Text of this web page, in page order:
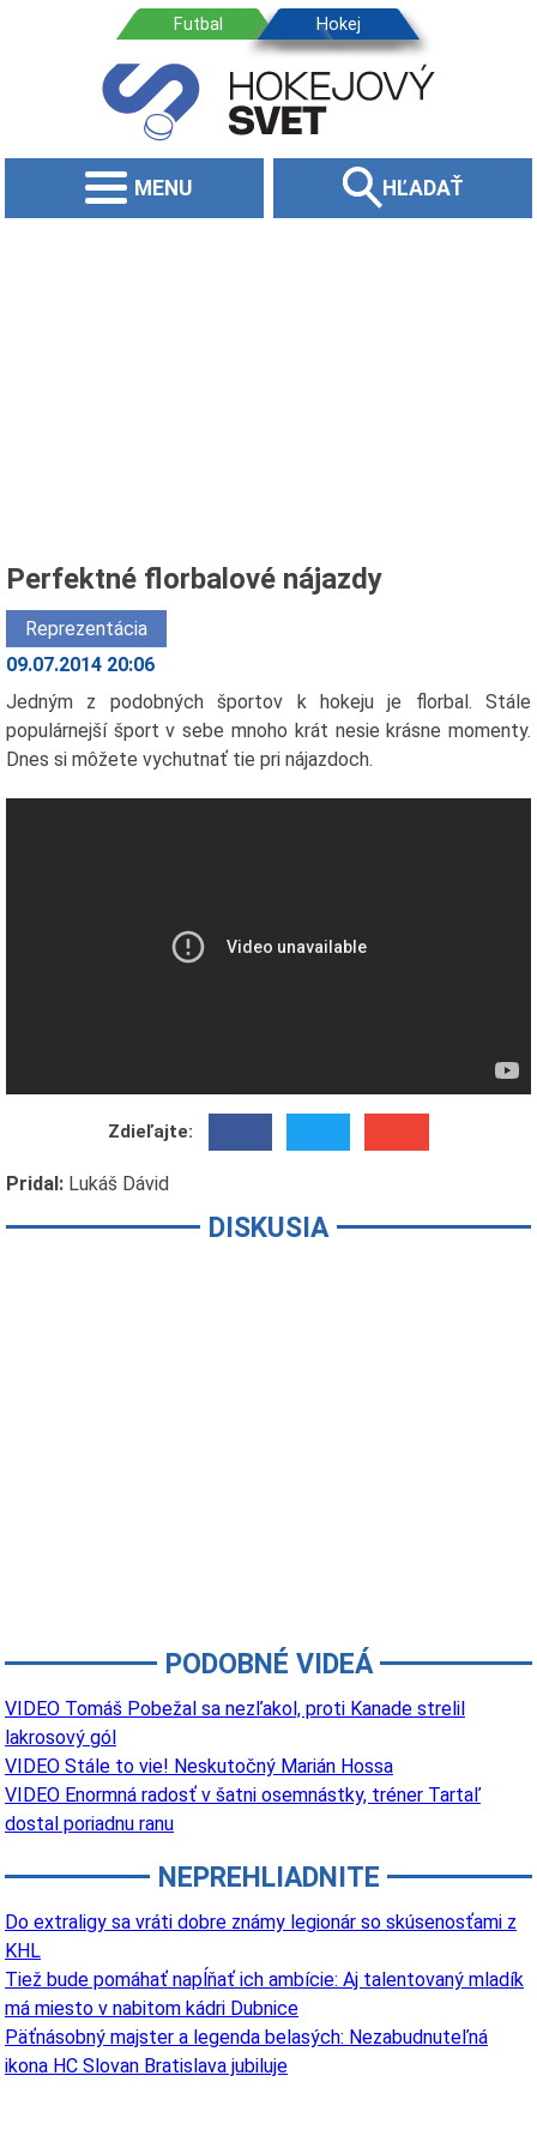
MENU HĽADAŤ
Perfektné florbalové nájazdy
Reprezentácia
09.07.2014 20:06
Jedným z podobných športov k hokeju je florbal. Stále
populárnejší šport v sebe mnoho krát nesie krásne momenty.
Dnes si môžete vychutnať tie pri nájazdoch.
Zdieľajte:
Pridal: Lukáš Dávid
DISKUSIA
PODOBNÉ VIDEÁ
VIDEO Tomáš Pobežal sa nezľakol, proti Kanade strelil
lakrosový gól
VIDEO Stále to vie! Neskutočný Marián Hossa
VIDEO Enormná radosť v šatni osemnástky, tréner Tartaľ
dostal poriadnu ranu
NEPREHLIADNITE
Do extraligy sa vráti dobre známy legionár so skúsenosťami z
KHL
Tiež bude pomáhať napĺňať ich ambície: Aj talentovaný mladík
má miesto v nabitom kádri Dubnice
Päťnásobný majster a legenda belasých: Nezabudnuteľná
ikona HC Slovan Bratislava jubiluje